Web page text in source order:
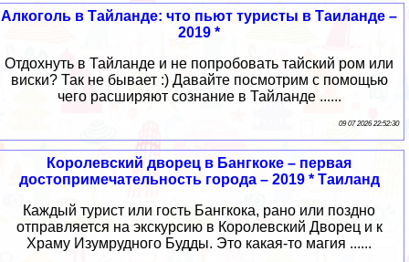
Алкоголь в Тайланде: что пьют туристы в Таиланде –
2019 *
Отдохнуть в Тайланде и не попробовать тайский ром или
виски? Так не бывает :) Давайте посмотрим с помощью
чего расширяют сознание в Тайланде ......
09 07 2026 22:52:30
Королевский дворец в Бангкоке – первая
достопримечательность города – 2019 * Таиланд
Каждый турист или гость Бангкока, рано или поздно
отправляется на экскурсию в Королевский Дворец и к
Храму Изумрудного Будды. Это какая-то магия ......